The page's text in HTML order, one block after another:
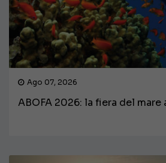
Ago 07, 2026
ABOFA 2026: la fiera del mare